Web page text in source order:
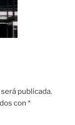
publicada.
con *